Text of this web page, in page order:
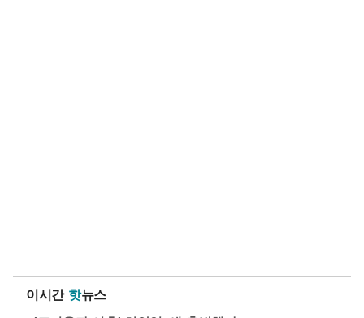
이시간 핫뉴스